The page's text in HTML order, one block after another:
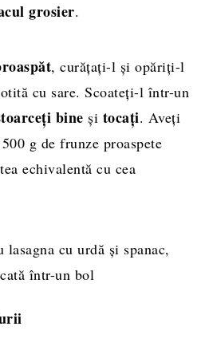
grosier.
, curățați-l și opăriți-l
cu sare. Scoateți-l într-un
bine și tocați. Aveți
g de frunze proaspete
echivalentă cu cea